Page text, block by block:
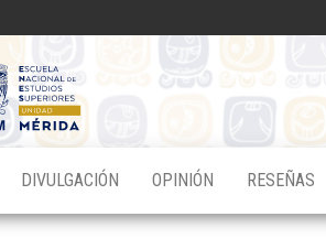
Mérida
DIVULGACIÓN OPINIÓN RESEÑAS